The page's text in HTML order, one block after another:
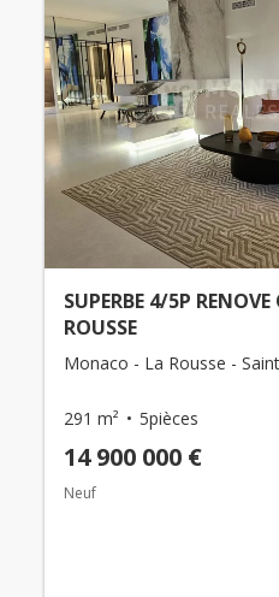
SUPERBE 4/5P
ROUSSE
Monaco - La Rousse -
291 m² 5pièces
14 900 000 €
Neuf